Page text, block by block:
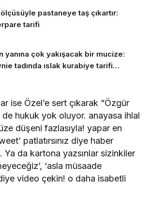
pastaneye taş çıkartır:
tarifi
yanına çok yakışacak bir mucize:
tadında ıslak kurabiye tarifi…
ise Özel’e sert çıkarak “Özgür
hukuk yok oluyor. anayasa ihlal
düşeni fazlasıyla! yapar en
patlatırsınız diye haber
Ya da kartona yazsınlar sizinkiler
‘asla müsaade
video çekin! o daha isabetli